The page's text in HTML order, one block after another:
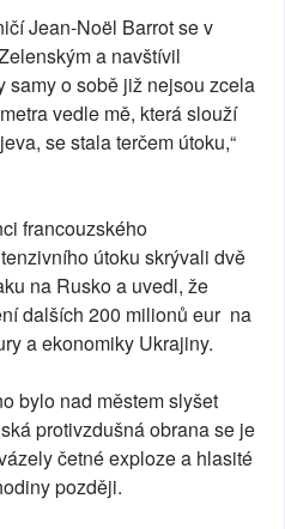
Jean-Noël Barrot se v
a navštívil
samy o sobě již nejsou zcela
vedle mě, která slouží
se stala terčem útoku,“
francouzského
útoku skrývali dvě
na Rusko a uvedl, že
dalších 200 milionů eur na
a ekonomiky Ukrajiny.
bylo nad městem slyšet
protivzdušná obrana se je
četné exploze a hlasité
později.